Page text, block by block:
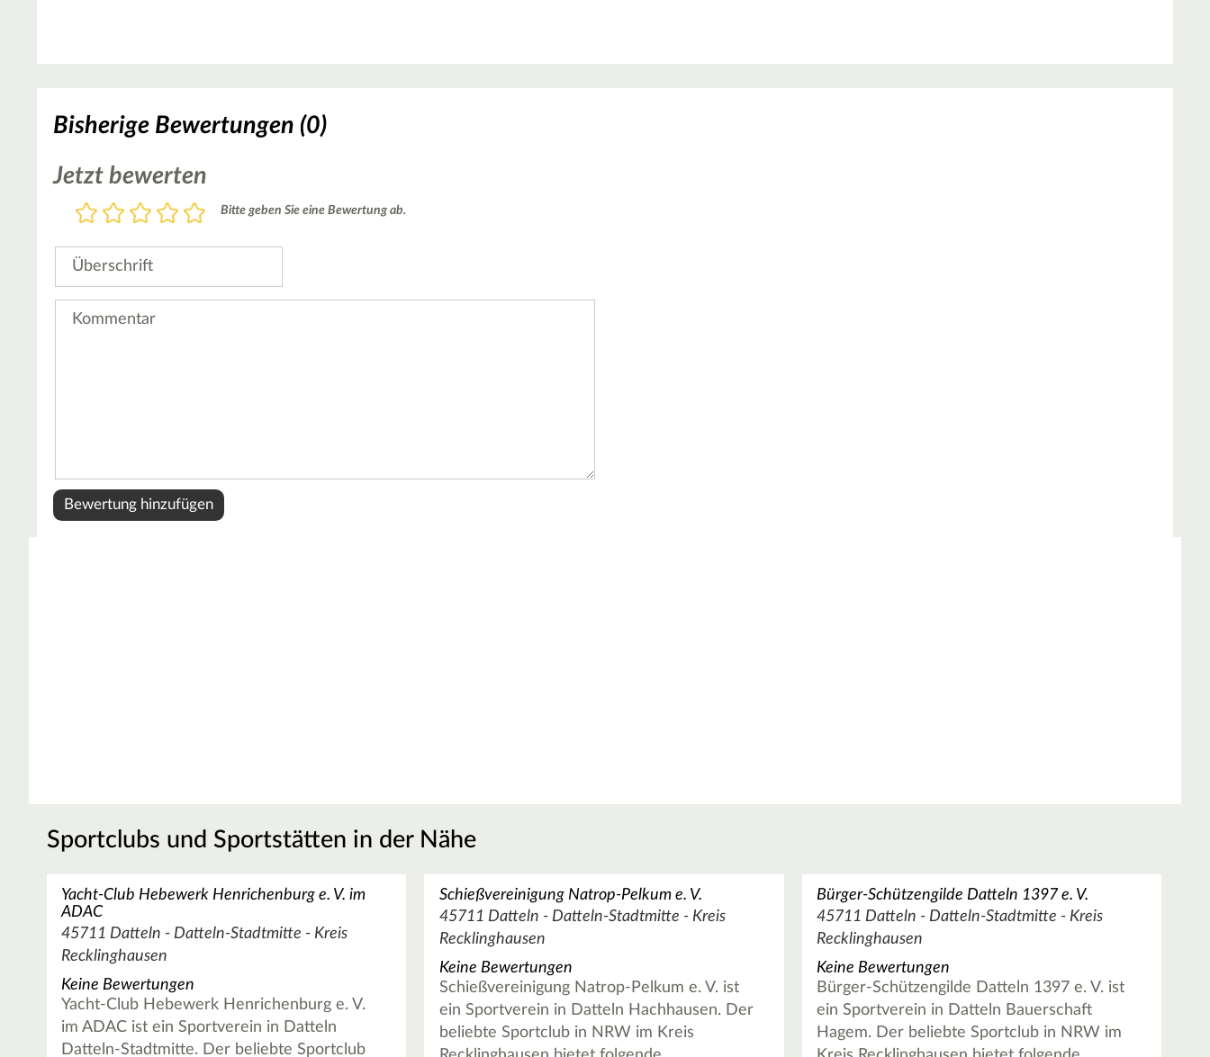
Bisherige Bewertungen (0)
Jetzt bewerten
Bewertung
5
4
3
2
1
Bitte geben Sie eine Bewertung ab.
Überschrift
Sportclubs und Sportstätten in der Nähe
Yacht-Club Hebewerk Henrichenburg e. V. im
ADAC
45711 Datteln - Datteln-Stadtmitte - Kreis
Recklinghausen
Keine Bewertungen
Yacht-Club Hebewerk Henrichenburg e. V.
im ADAC ist ein Sportverein in Datteln
Datteln-Stadtmitte. Der beliebte Sportclub
Schießvereinigung Natrop-Pelkum e. V.
45711 Datteln - Datteln-Stadtmitte - Kreis
Recklinghausen
Keine Bewertungen
Schießvereinigung Natrop-Pelkum e. V. ist
ein Sportverein in Datteln Hachhausen. Der
beliebte Sportclub in NRW im Kreis
Bürger-Schützengilde Datteln 1397 e. V.
45711 Datteln - Datteln-Stadtmitte - Kreis
Recklinghausen
Keine Bewertungen
Bürger-Schützengilde Datteln 1397 e. V. ist
ein Sportverein in Datteln Bauerschaft
Hagem. Der beliebte Sportclub in NRW im